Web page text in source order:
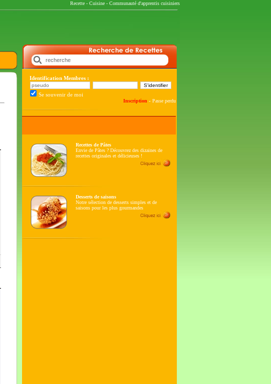
Recette - Cuisine - Communauté d'apprentis cuisiniers
Identification Membres :
Se souvenir de moi
Inscription - Passe perdu
Recettes de Pâtes
Envie de Pâtes ? Découvrez des dizaines de
recettes originales et délicieuses !
Desserts de saisons
Notre sélection de desserts simples et de
saisons pour les plus gourmandes